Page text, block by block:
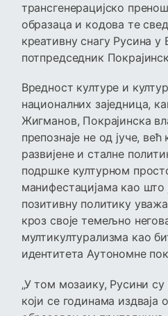
трансгенерацијско
образаца и кодова те
креативну снагу Русина у
потпредседник
Вредност културе и
националних заједница,
Жигманов, Покрајинска
препознаје не од јуче,
развијене и сталне
подршке културном
манифестацијама као што
позитивну политику
кроз своје темељно
мултикултурализма као
идентитета Аутономне
„У том мозаику, Русини
који се годинама